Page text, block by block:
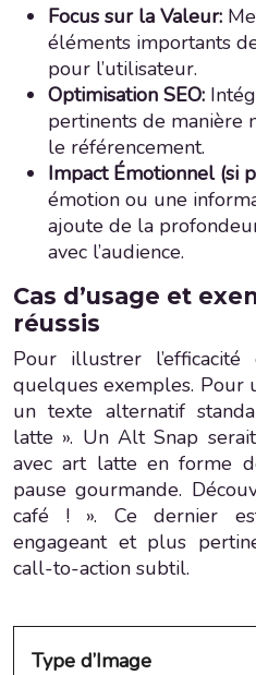
Focus sur la Valeur:
éléments importants
pour l’utilisateur.
Optimisation SEO:
pertinents de
le référencement.
Impact Émotionnel (si
émotion ou une
ajoute de la
avec l’audience.
Cas d’usage et
réussis
Pour illustrer
quelques exemples. Pour
un texte alternatif
latte ». Un Alt Snap
avec art latte en forme
pause gourmande.
café ! ». Ce dernier
engageant et plus
call-to-action subtil.
Type d’Image